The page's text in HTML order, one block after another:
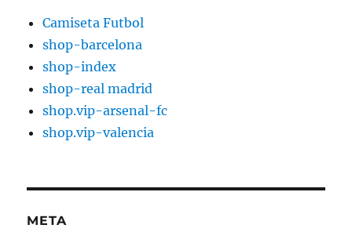
Camiseta Futbol
shop-barcelona
shop-index
shop-real madrid
shop.vip-arsenal-fc
shop.vip-valencia
META